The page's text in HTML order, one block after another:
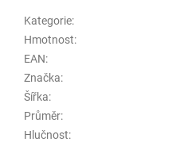
Kategorie:
Hmotnost:
EAN:
Značka:
Šířka:
Průměr:
Hlučnost: